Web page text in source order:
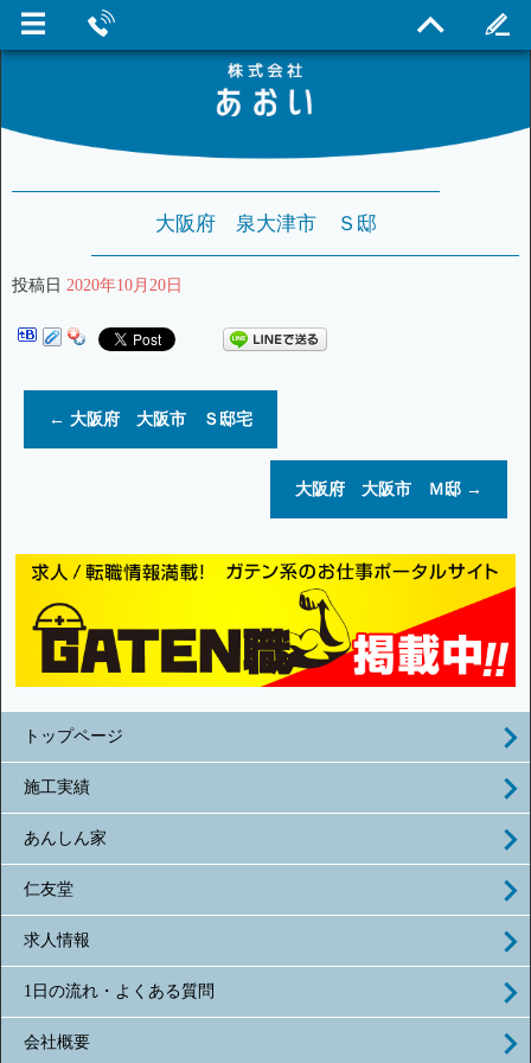
大阪府 泉大津市 Ｓ邸
投稿日 2020年10月20日
← 大阪府 大阪市 Ｓ邸宅
大阪府 大阪市 Ｍ邸 →
トップページ
施工実績
あんしん家
仁友堂
求人情報
1日の流れ・よくある質問
会社概要